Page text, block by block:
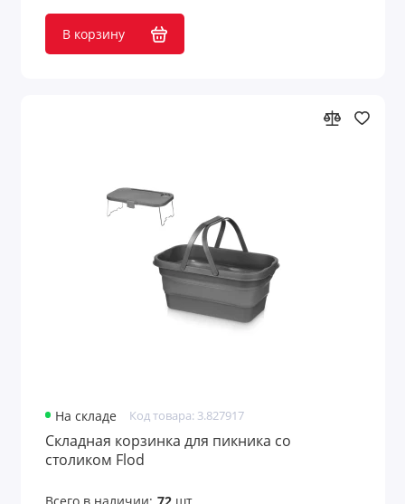
В корзину
На складе Код товара: 3.827917
Складная корзинка для пикника со
столиком Flod